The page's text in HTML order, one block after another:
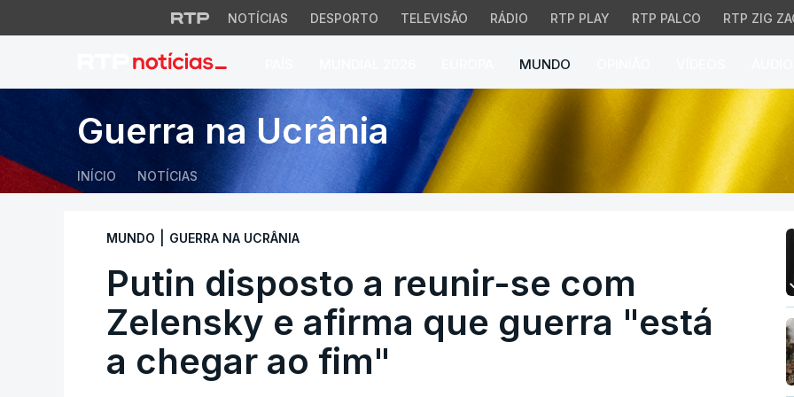
NOTÍCIAS DESPORTO TELEVISÃO RÁDIO RTP PLAY RTP PALCO RTP ZIG
MUNDO
Putin disposto a reunir-se com Zelensky
Guerra na Ucrânia
INÍCIO NOTÍCIAS
MUNDO GUERRA NA UCRÂNIA
Putin disposto a reunir-se com
Zelensky e afirma que guerra "está
a chegar ao fim"